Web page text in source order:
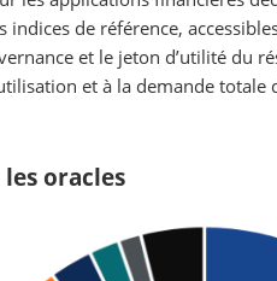
de référence,
et le jeton d’utilité du
et à la demande
oracles